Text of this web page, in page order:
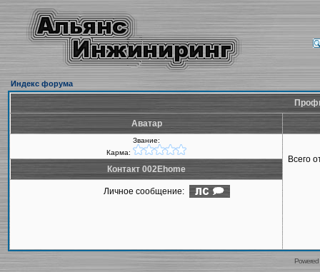
Индекс форума
Аватар
Звание:
Карма:
Всего
Контакт 002Ehome
Личное сообщение: